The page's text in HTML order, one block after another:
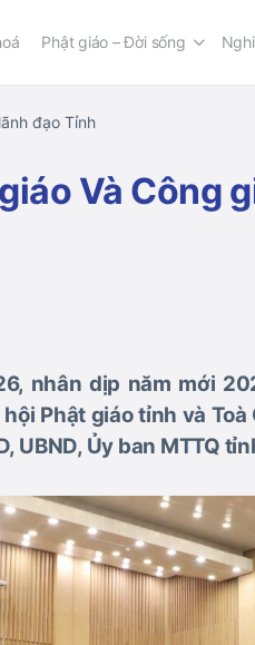
Phật giáo – Đời sống
đạo Tỉnh
Và Công
nhân dịp năm mới
Phật giáo tỉnh và
UBND, Ủy ban MTTQ